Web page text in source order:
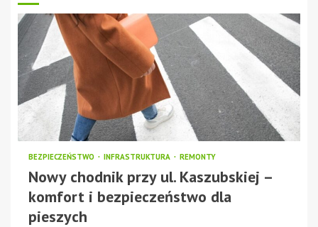
BEZPIECZEŃSTWO INFRASTRUKTURA REMONTY
Nowy chodnik przy ul. Kaszubskiej –
komfort i bezpieczeństwo dla
pieszych